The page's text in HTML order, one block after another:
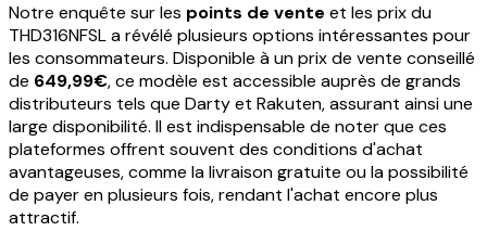
Notre enquête sur les points de vente et les prix du
THD316NFSL a révélé plusieurs options intéressantes pour
les consommateurs. Disponible à un prix de vente conseillé
de 649,99€, ce modèle est accessible auprès de grands
distributeurs tels que Darty et Rakuten, assurant ainsi une
large disponibilité. Il est indispensable de noter que ces
plateformes offrent souvent des conditions d'achat
avantageuses, comme la livraison gratuite ou la possibilité
de payer en plusieurs fois, rendant l'achat encore plus
attractif.